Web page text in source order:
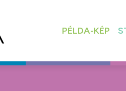
PÉLDA-KÉP